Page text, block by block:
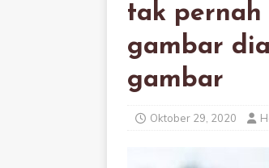
tak
gambar
gambar
Oktober 29, 2020